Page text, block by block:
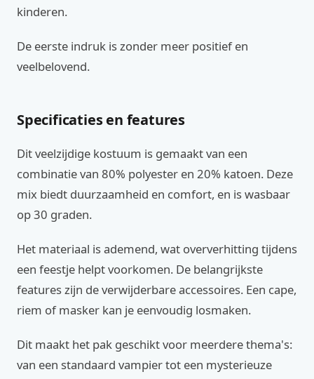
kinderen.
De eerste indruk is zonder meer positief en
veelbelovend.
Specificaties en features
Dit veelzijdige kostuum is gemaakt van een
combinatie van 80% polyester en 20% katoen. Deze
mix biedt duurzaamheid en comfort, en is wasbaar
op 30 graden.
Het materiaal is ademend, wat oververhitting tijdens
een feestje helpt voorkomen. De belangrijkste
features zijn de verwijderbare accessoires. Een cape,
riem of masker kan je eenvoudig losmaken.
Dit maakt het pak geschikt voor meerdere thema's:
van een standaard vampier tot een mysterieuze